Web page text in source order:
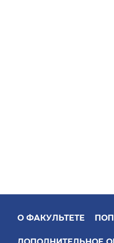
О ФАКУЛЬТЕТЕ